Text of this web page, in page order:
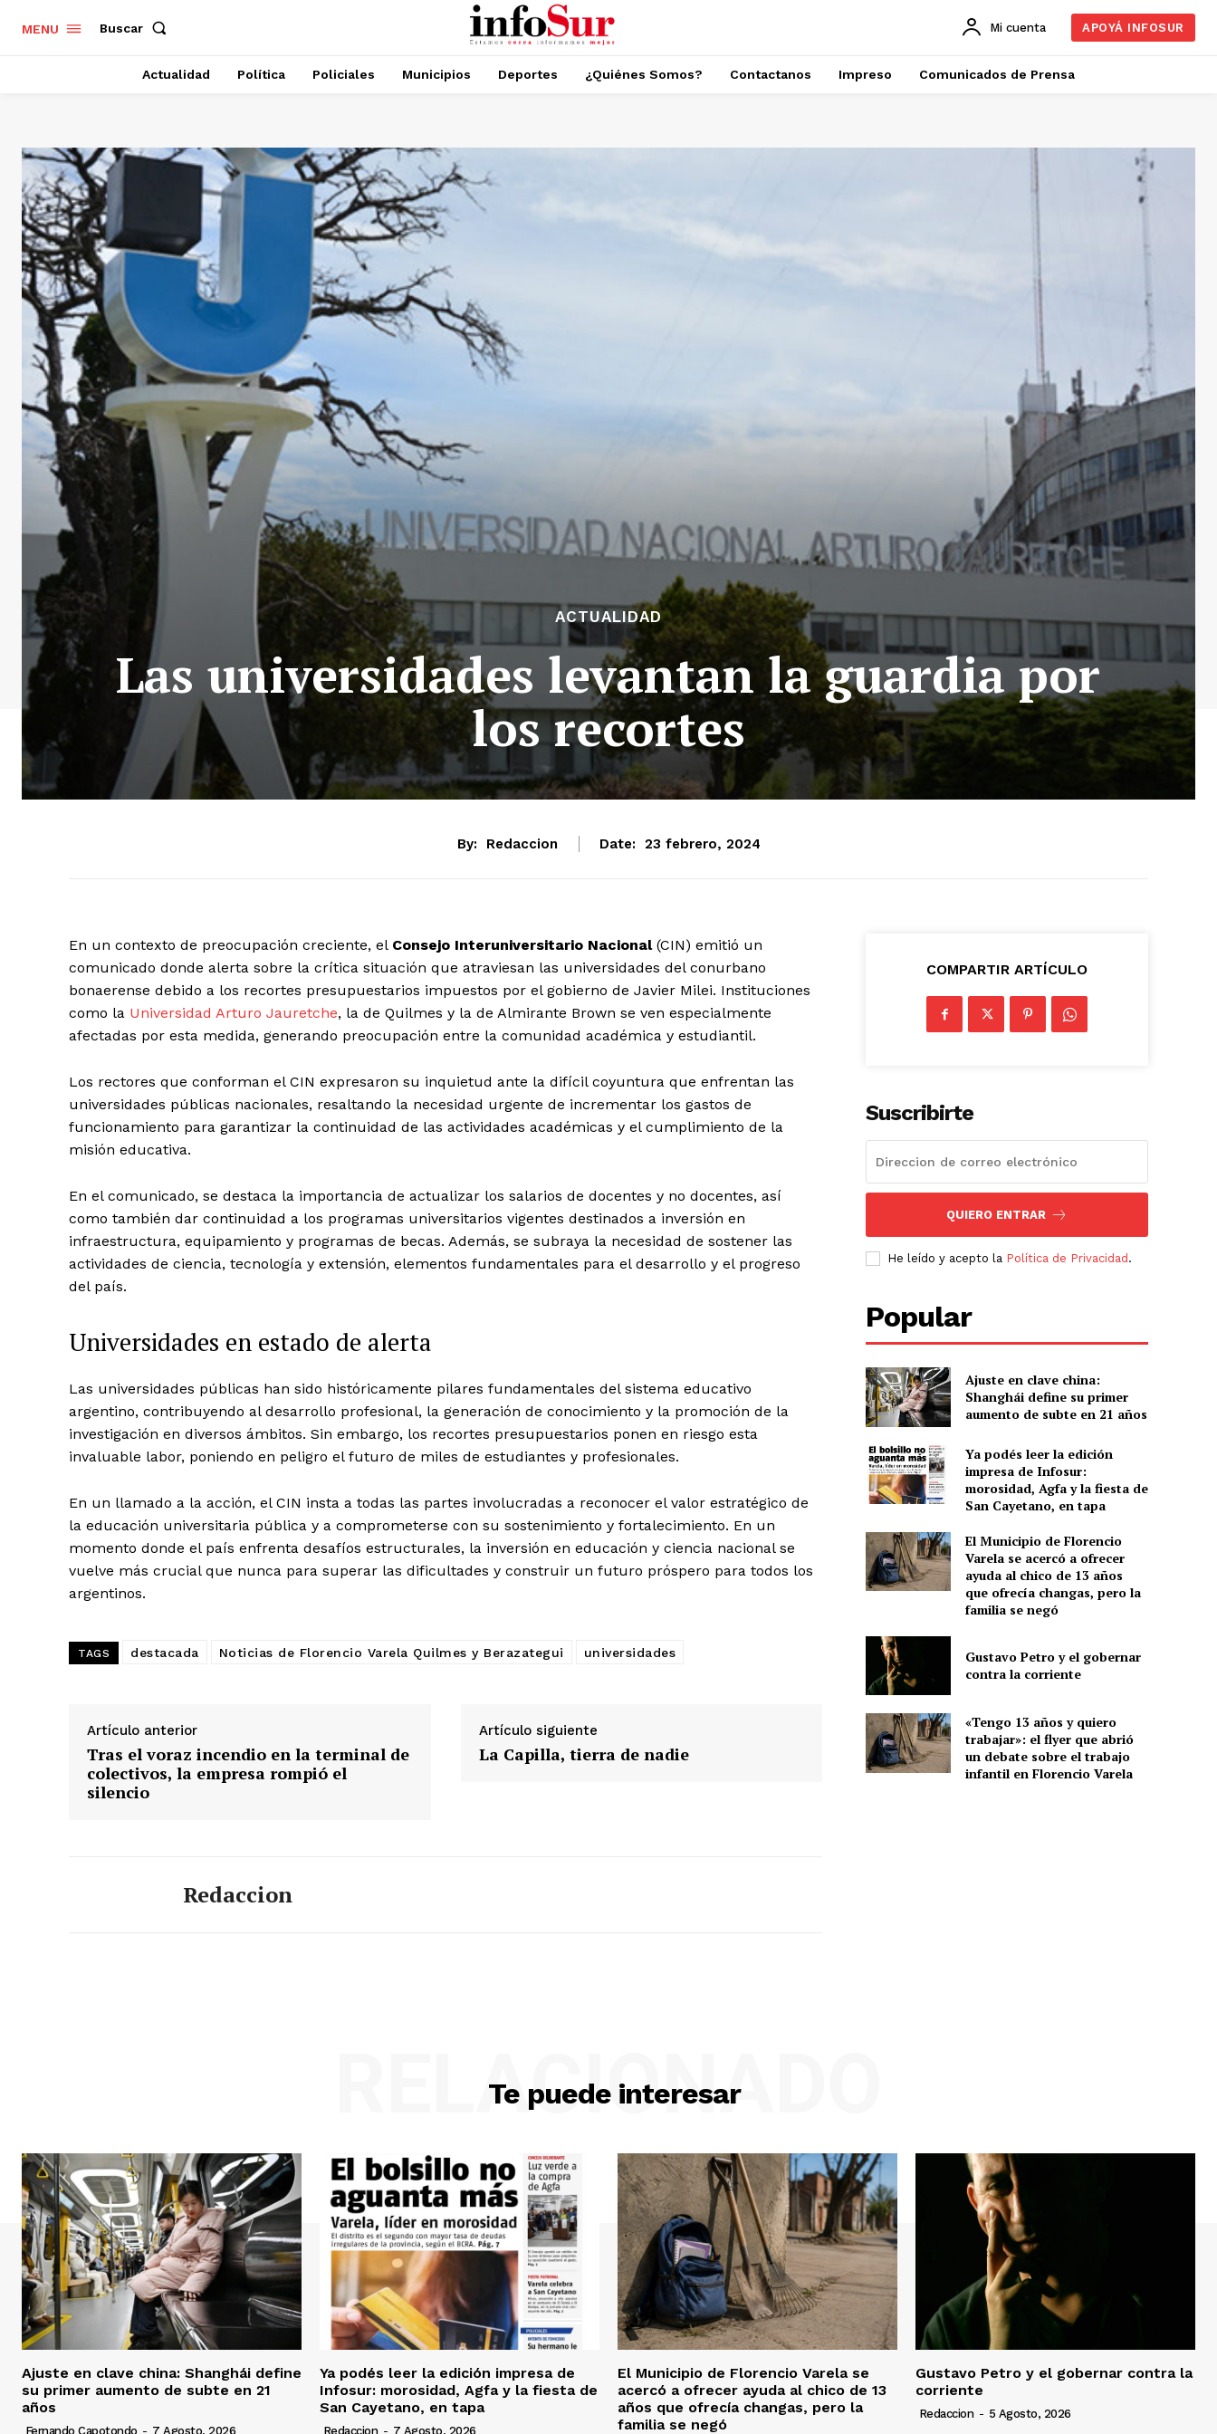
MENU Buscar Mi cuenta APOYÁ INFOSUR
Actualidad Política Policiales Municipios Deportes ¿Quiénes Somos? Contactanos Impreso Comunicados de Prensa
ACTUALIDAD
Las universidades levantan la guardia por
los recortes
By: Redaccion Date: 23 febrero, 2024
En un contexto de preocupación creciente, el Consejo Interuniversitario Nacional (CIN) emitió un
comunicado donde alerta sobre la crítica situación que atraviesan las universidades del conurbano
bonaerense debido a los recortes presupuestarios impuestos por el gobierno de Javier Milei. Instituciones
como la Universidad Arturo Jauretche, la de Quilmes y la de Almirante Brown se ven especialmente
afectadas por esta medida, generando preocupación entre la comunidad académica y estudiantil.
Los rectores que conforman el CIN expresaron su inquietud ante la difícil coyuntura que enfrentan las
universidades públicas nacionales, resaltando la necesidad urgente de incrementar los gastos de
funcionamiento para garantizar la continuidad de las actividades académicas y el cumplimiento de la
misión educativa.
En el comunicado, se destaca la importancia de actualizar los salarios de docentes y no docentes, así
como también dar continuidad a los programas universitarios vigentes destinados a inversión en
infraestructura, equipamiento y programas de becas. Además, se subraya la necesidad de sostener las
actividades de ciencia, tecnología y extensión, elementos fundamentales para el desarrollo y el progreso
del país.
Universidades en estado de alerta
Las universidades públicas han sido históricamente pilares fundamentales del sistema educativo
argentino, contribuyendo al desarrollo profesional, la generación de conocimiento y la promoción de la
investigación en diversos ámbitos. Sin embargo, los recortes presupuestarios ponen en riesgo esta
invaluable labor, poniendo en peligro el futuro de miles de estudiantes y profesionales.
En un llamado a la acción, el CIN insta a todas las partes involucradas a reconocer el valor estratégico de
la educación universitaria pública y a comprometerse con su sostenimiento y fortalecimiento. En un
momento donde el país enfrenta desafíos estructurales, la inversión en educación y ciencia nacional se
vuelve más crucial que nunca para superar las dificultades y construir un futuro próspero para todos los
argentinos.
TAGS destacada Noticias de Florencio Varela Quilmes y Berazategui universidades
Artículo anterior
Tras el voraz incendio en la terminal de
colectivos, la empresa rompió el
silencio
Artículo siguiente
La Capilla, tierra de nadie
Redaccion
COMPARTIR ARTÍCULO
Suscribirte
QUIERO ENTRAR
He leído y acepto la Política de Privacidad .
Popular
Ajuste en clave china:
Shanghái define su primer
aumento de subte en 21 años
Ya podés leer la edición
impresa de Infosur:
morosidad, Agfa y la fiesta de
San Cayetano, en tapa
El Municipio de Florencio
Varela se acercó a ofrecer
ayuda al chico de 13 años
que ofrecía changas, pero la
familia se negó
Gustavo Petro y el gobernar
contra la corriente
«Tengo 13 años y quiero
trabajar»: el flyer que abrió
un debate sobre el trabajo
infantil en Florencio Varela
Te puede interesar
RELACIONADO
Ajuste en clave china: Shanghái define
su primer aumento de subte en 21
años
Fernando Capotondo - 7 Agosto, 2026
Ya podés leer la edición impresa de
Infosur: morosidad, Agfa y la fiesta de
San Cayetano, en tapa
Redaccion - 7 Agosto, 2026
El Municipio de Florencio Varela se
acercó a ofrecer ayuda al chico de 13
años que ofrecía changas, pero la
familia se negó
Gustavo Petro y el gobernar contra la
corriente
Redaccion - 5 Agosto, 2026